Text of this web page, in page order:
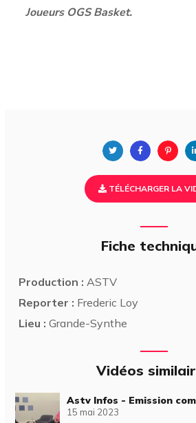
Joueurs OGS Basket.
TÉLÉCHARGER LA
Fiche
Production : ASTV
Reporter : Frederic Loy
Lieu : Grande-Synthe
Vidéos
Astv Infos - Emission
15 mai 2023